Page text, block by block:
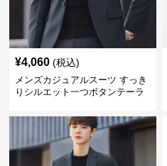
¥4,060 (税込)
メンズカジュアルスーツ すっき
りシルエット一つボタンテーラ